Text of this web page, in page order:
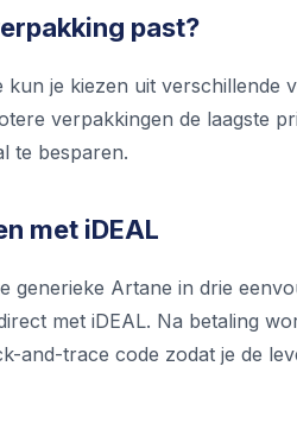
past?
je kiezen uit verschillende
verpakkingen de laagste
te besparen.
met iDEAL
generieke Artane in drie
met iDEAL. Na betaling
and-trace code zodat je de